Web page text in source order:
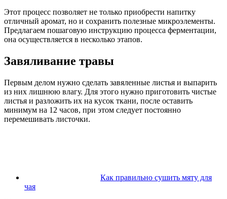
Этот процесс позволяет не только приобрести напитку
отличный аромат, но и сохранить полезные микроэлементы.
Предлагаем пошаговую инструкцию процесса ферментации,
она осуществляется в несколько этапов.
Завяливание травы
Первым делом нужно сделать завяленные листья и выпарить
из них лишнюю влагу. Для этого нужно приготовить чистые
листья и разложить их на кусок ткани, после оставить
минимум на 12 часов, при этом следует постоянно
перемешивать листочки.
Как правильно сушить мяту для
чая